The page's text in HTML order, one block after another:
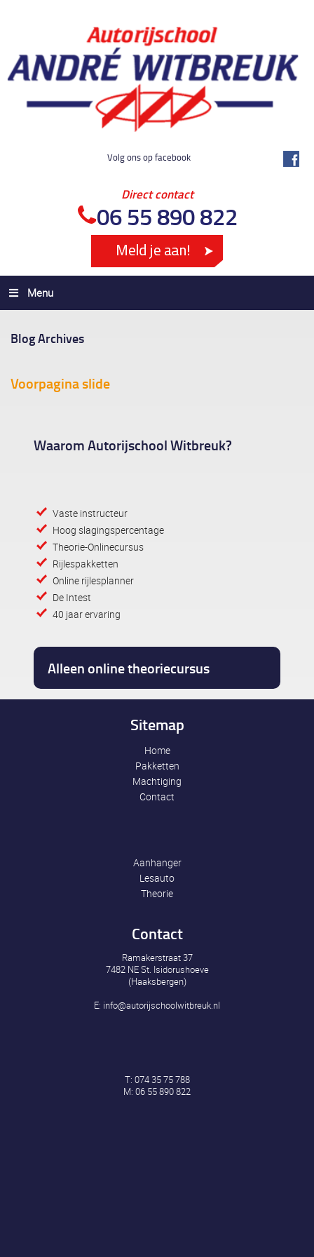
Volg ons op facebook
Direct contact
06 55 890 822
Menu
Blog Archives
Voorpagina slide
Waarom Autorijschool Witbreuk?
Vaste instructeur
Hoog slagingspercentage
Theorie-Onlinecursus
Rijlespakketten
Online rijlesplanner
De Intest
40 jaar ervaring
Alleen online theoriecursus
Sitemap
Home
Pakketten
Machtiging
Contact
Aanhanger
Lesauto
Theorie
Contact
Ramakerstraat 37
7482 NE St. Isidorushoeve
(Haaksbergen)
E: info@autorijschoolwitbreuk.nl
T: 074 35 75 788
M: 06 55 890 822